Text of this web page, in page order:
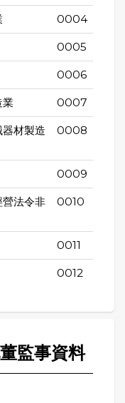
0004
0005
0006
0007
材製造
0008
0009
法令非
0010
0011
0012
監事資料